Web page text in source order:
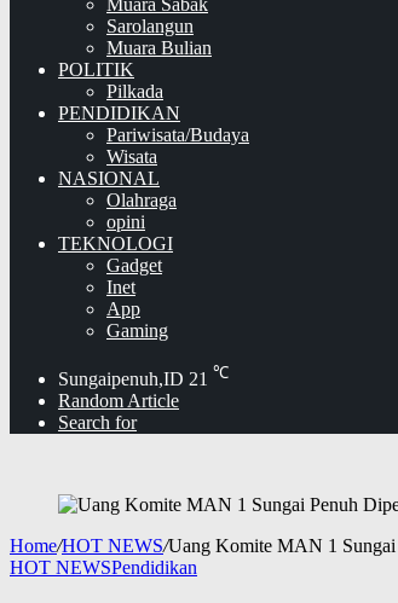
Muara Sabak
Sarolangun
Muara Bulian
POLITIK
Pilkada
PENDIDIKAN
Pariwisata/Budaya
Wisata
NASIONAL
Olahraga
opini
TEKNOLOGI
Gadget
Inet
App
Gaming
Sungaipenuh,ID 21 ℃
Random Article
Search for
Home/HOT NEWS/Uang Komite MAN 1 Sungai
HOT NEWSPendidikan